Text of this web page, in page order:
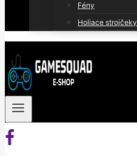
Fény
Holiace strojčeky